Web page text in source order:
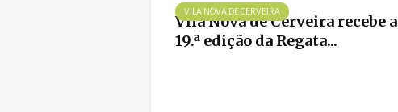
VILA NOVA DE CERVEIRA
Vila Nova de Cerveira recebe a
19.ª edição da Regata...